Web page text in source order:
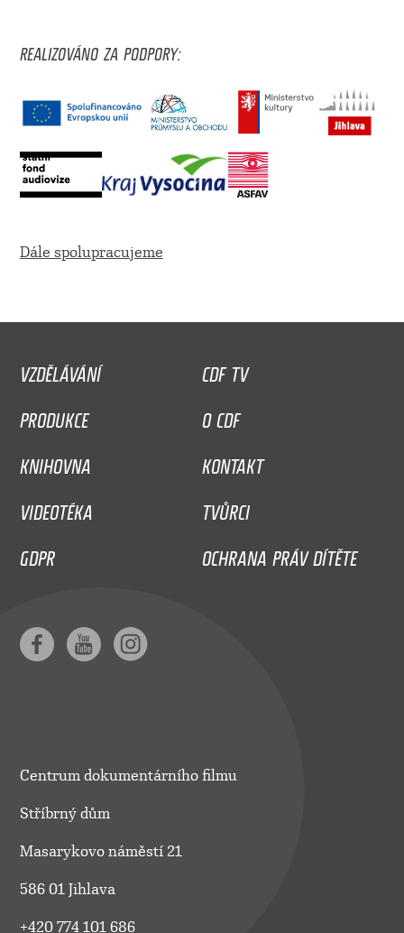
REALIZOVÁNO ZA PODPORY:
Dále spolupracujeme
VZDĚLÁVÁNÍ
CDF TV
PRODUKCE
O CDF
KNIHOVNA
KONTAKT
VIDEOTÉKA
TVŮRCI
GDPR
OCHRANA PRÁV DÍTĚTE
Centrum dokumentárního filmu
Stříbrný dům
Masarykovo náměstí 21
586 01 Jihlava
+420 774 101 686